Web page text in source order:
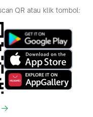
QR atau klik tombol: